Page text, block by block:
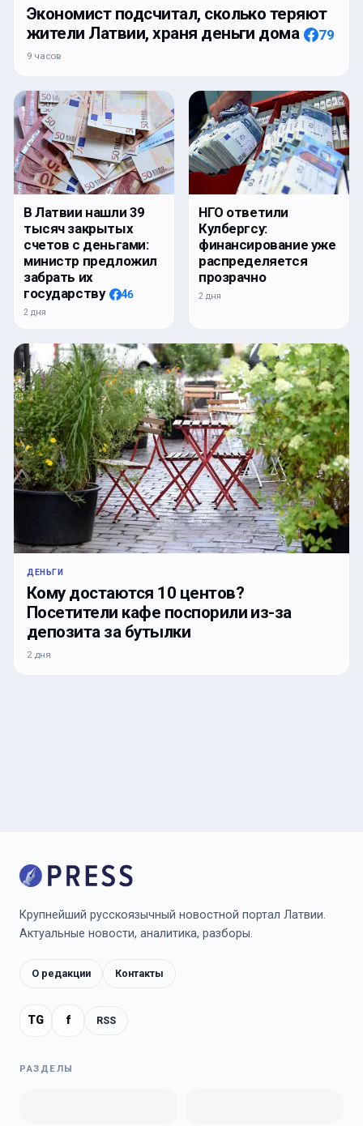
Экономист подсчитал, сколько теряют
жители Латвии, храня деньги дома
79
9 часов
В Латвии нашли 39
тысяч закрытых
счетов с деньгами:
министр предложил
забрать их
государству
46
2 дня
НГО ответили
Кулбергсу:
финансирование уже
распределяется
прозрачно
2 дня
ДЕНЬГИ
Кому достаются 10 центов?
Посетители кафе поспорили из-за
депозита за бутылки
2 дня
Крупнейший русскоязычный новостной портал Латвии.
Актуальные новости, аналитика, разборы.
О редакции Контакты
TG f RSS
РАЗДЕЛЫ